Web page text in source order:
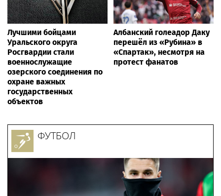
Лучшими бойцами
Уральского округа
Росгвардии стали
военнослужащие
озерского соединения по
охране важных
государственных
объектов
Албанский голеадор Даку
перешёл из «Рубина» в
«Спартак», несмотря на
протест фанатов
ФУТБОЛ